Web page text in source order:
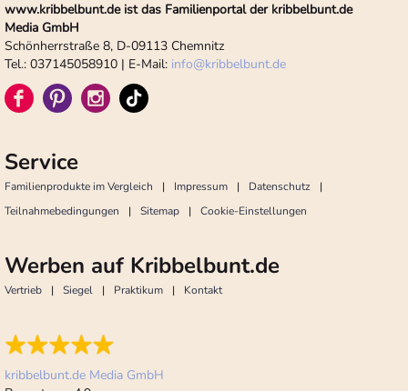
www.kribbelbunt.de ist das Familienportal der kribbelbunt.de
Media GmbH
Schönherrstraße 8, D-09113 Chemnitz
Tel.: 037145058910 | E-Mail: info@kribbelbunt.de
Service
Familienprodukte im Vergleich Impressum
Datenschutz
Teilnahmebedingungen
Sitemap Cookie-Einstellungen
Werben auf Kribbelbunt.de
Vertrieb Siegel Praktikum Kontakt
kribbelbunt.de Media GmbH